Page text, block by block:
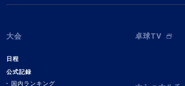
大会
日程
公式記録
国内ランキング
卓球TV